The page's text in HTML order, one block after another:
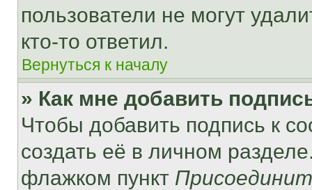
пользователи не могут
кто-то ответил.
Вернуться к началу
» Как мне добавить
Чтобы добавить подпись к
создать её в личном
флажком пункт